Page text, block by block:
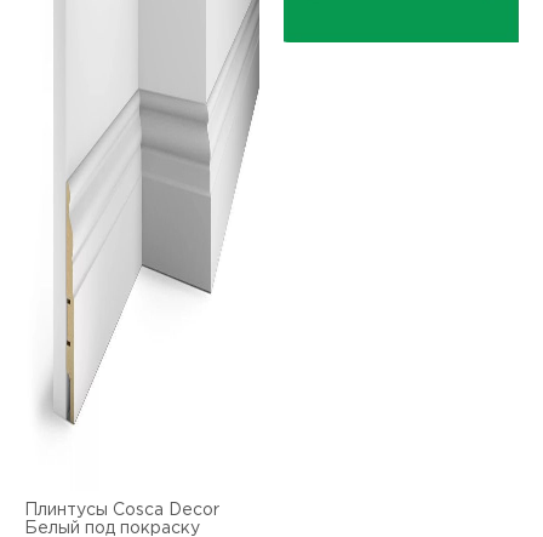
Плинтусы Cosca Decor
Белый под покраску